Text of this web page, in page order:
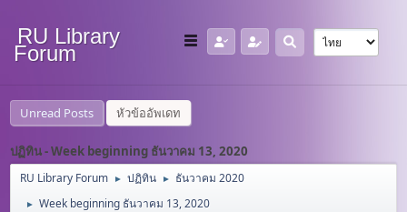
RU Library
Forum
Unread Posts หัวข้ออัพเดท
ปฏิทิน - Week beginning ธันวาคม 13, 2020
RU Library Forum ► ปฏิทิน ► ธันวาคม 2020
► Week beginning ธันวาคม 13, 2020